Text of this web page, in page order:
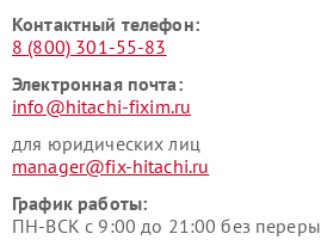
Контактный телефон:
8 (800) 301-55-83
Электронная почта:
info@hitachi-fixim.ru
для юридических лиц
manager@fix-hitachi.ru
График работы:
ПН-ВСК с 9:00 до 21:00 без